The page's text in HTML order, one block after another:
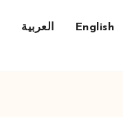
English العربية